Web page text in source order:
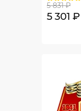
5 831 ₽
5 301 ₽